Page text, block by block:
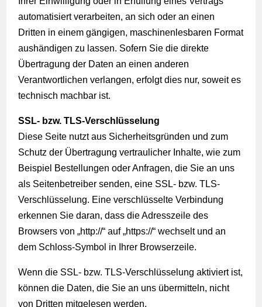
automatisiert verarbeiten, an sich oder an einen
Dritten in einem gängigen, maschinenlesbaren Format
aushändigen zu lassen. Sofern Sie die direkte
Übertragung der Daten an einen anderen
Verantwortlichen verlangen, erfolgt dies nur, soweit es
technisch machbar ist.
SSL- bzw. TLS-Verschlüsselung
Diese Seite nutzt aus Sicherheitsgründen und zum
Schutz der Übertragung vertraulicher Inhalte, wie zum
Beispiel Bestellungen oder Anfragen, die Sie an uns
als Seitenbetreiber senden, eine SSL- bzw. TLS-
Verschlüsselung. Eine verschlüsselte Verbindung
erkennen Sie daran, dass die Adresszeile des
Browsers von „http://“ auf „https://“ wechselt und an
dem Schloss-Symbol in Ihrer Browserzeile.
Wenn die SSL- bzw. TLS-Verschlüsselung aktiviert ist,
können die Daten, die Sie an uns übermitteln, nicht
von Dritten mitgelesen werden.